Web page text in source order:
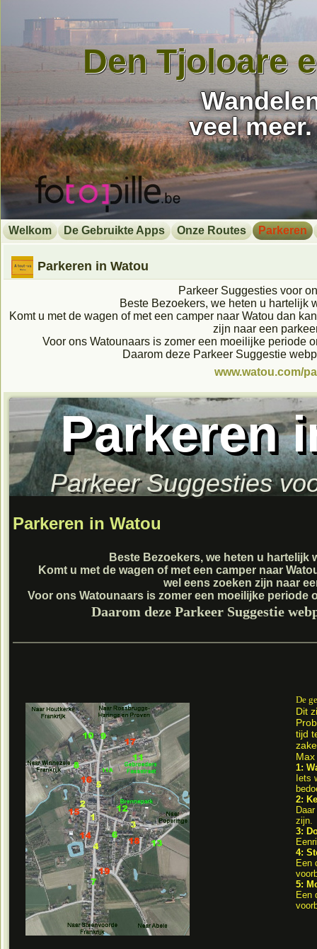
veel
Den Tjoloare
Welkom De Gebruikte Apps Onze Routes Parkeren
Parkeren in Watou
Parkeer Suggesties voor
Beste Bezoekers, we heten u hartelijk
Komt u met de wagen of met een camper naar Watou dan
zijn naar een
Voor ons Watounaars is zomer een moeilijke periode
Daarom deze Parkeer Suggestie
www.watou.com/